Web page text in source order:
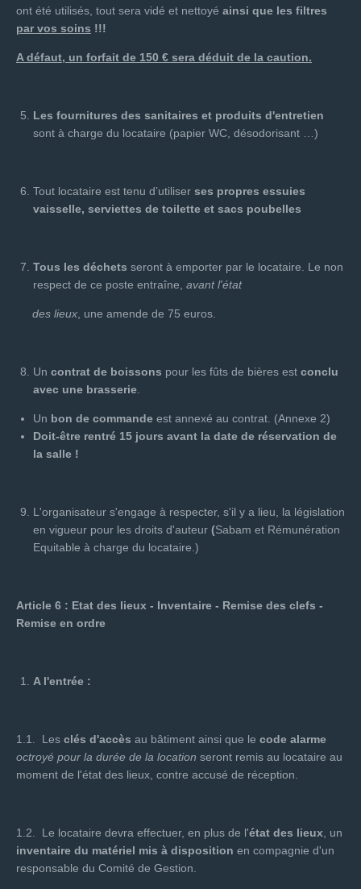
ont été utilisés, tout sera vidé et nettoyé ainsi que les filtres
par vos soins !!!
A défaut, un forfait de 150 € sera déduit de la caution.
Les fournitures des sanitaires et produits d'entretien
sont à charge du locataire (papier WC, désodorisant …)
Tout locataire est tenu d’utiliser ses propres essuies
vaisselle, serviettes de toilette et sacs poubelles
Tous les déchets seront à emporter par le locataire. Le non
respect de ce poste entraîne, avant l'état
des lieux , une amende de 75 euros.
Un contrat de boissons pour les fûts de bières est conclu
avec une brasserie
Un bon de commande est annexé au contrat. (Annexe 2)
Doit-être rentré 15 jours avant la date de réservation de
la salle !
L'organisateur s'engage à respecter, s'il y a lieu, la législation
en vigueur pour les droits d'auteur (Sabam et Rémunération
Equitable à charge du locataire.)
Article 6 : Etat des lieux - Inventaire - Remise des clefs -
Remise en ordre
A l'entrée :
1.1. Les clés d'accès au bâtiment ainsi que le code alarme
octroyé pour la durée de la location seront remis au locataire au
moment de l'état des lieux, contre accusé de réception.
1.2. Le locataire devra effectuer, en plus de l'état des lieux , un
inventaire du matériel mis à disposition en compagnie d'un
responsable du Comité de Gestion.